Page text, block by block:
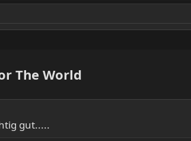
The World
gut.....